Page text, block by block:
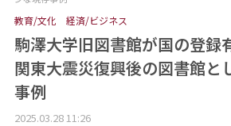
おすすめコンテンツ
出版物
会社概要
教育/文化 経済/ビジネス
駒澤大学旧図書館が国の登録
関東大震災復興後の図書館と
事例
2025.03.28 11:26